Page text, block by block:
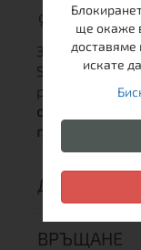
🧼
За да
Set, перете на
режим до
гладене.
ДОСТАВКА
ВРЪЩАНЕ
ще окаже
доставяме
искате